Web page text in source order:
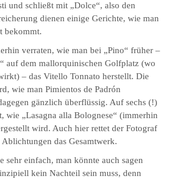
und schließt mit „Dolce“, also den
dienen einige Gerichte, wie man
bekommt.
verraten, wie man bei „Pino“ früher –
auf dem mallorquinischen Golfplatz (wo
– das Vitello Tonnato herstellt. Die
wie man Pimientos de Padrón
gänzlich überflüssig. Auf sechs (!)
wie „Lasagna alla Bolognese“ (immerhin
wird. Auch hier rettet der Fotograf
das Gesamtwerk.
sehr einfach, man könnte auch sagen
kein Nachteil sein muss, denn